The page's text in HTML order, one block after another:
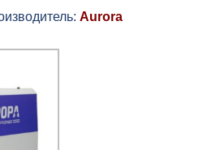
Aurora